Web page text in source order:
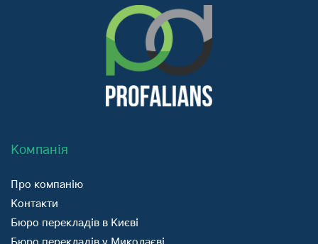
Компанія
Про компанію
Контакти
Бюро перекладів в Києві